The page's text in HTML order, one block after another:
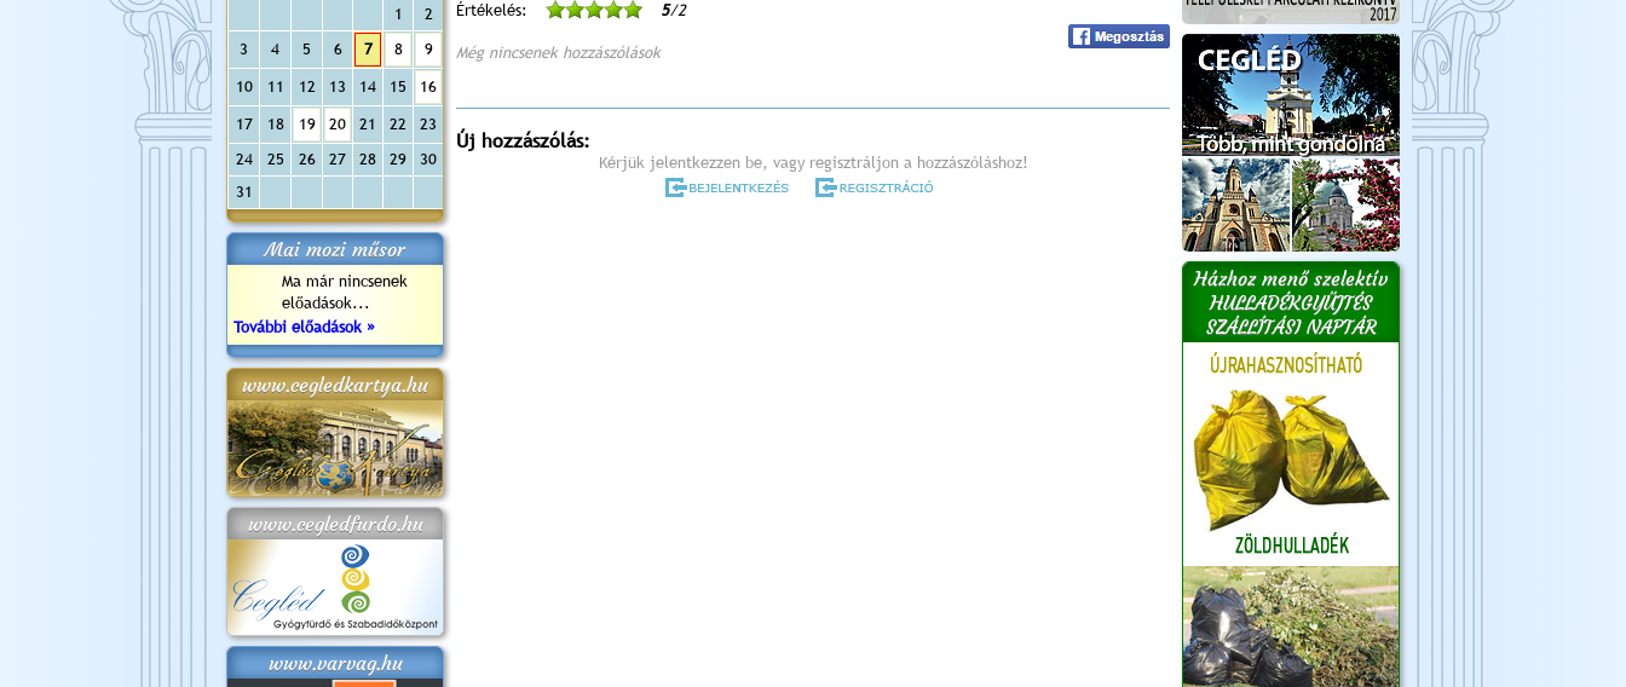
1
2
3
4 5 6 7 8 9
10 11 12 13 14 15 16
17 18 19 20 21 22
23
24
25 26 27 28 29
30
31
Mai mozi műsor
Ma már nincsenek
előadások...
További előadások »
www.cegledkartya.hu
www.cegledfurdo.hu
www.varvag.hu
Értékelés: 5/2
Még nincsenek hozzászólások
Új hozzászólás:
Kérjük jelentkezzen be, vagy regisztráljon a hozzászóláshoz!
Házhoz menő szelektív
HULLADÉKGYŰJTÉS
SZÁLLÍTÁSI NAPTÁR